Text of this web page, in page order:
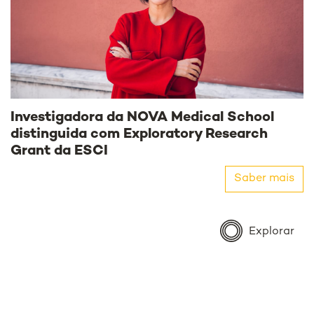
Investigadora da NOVA Medical School
distinguida com Exploratory Research
Grant da ESCI
Saber mais
Explorar